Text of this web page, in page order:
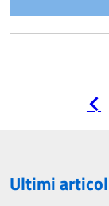
Ultimi